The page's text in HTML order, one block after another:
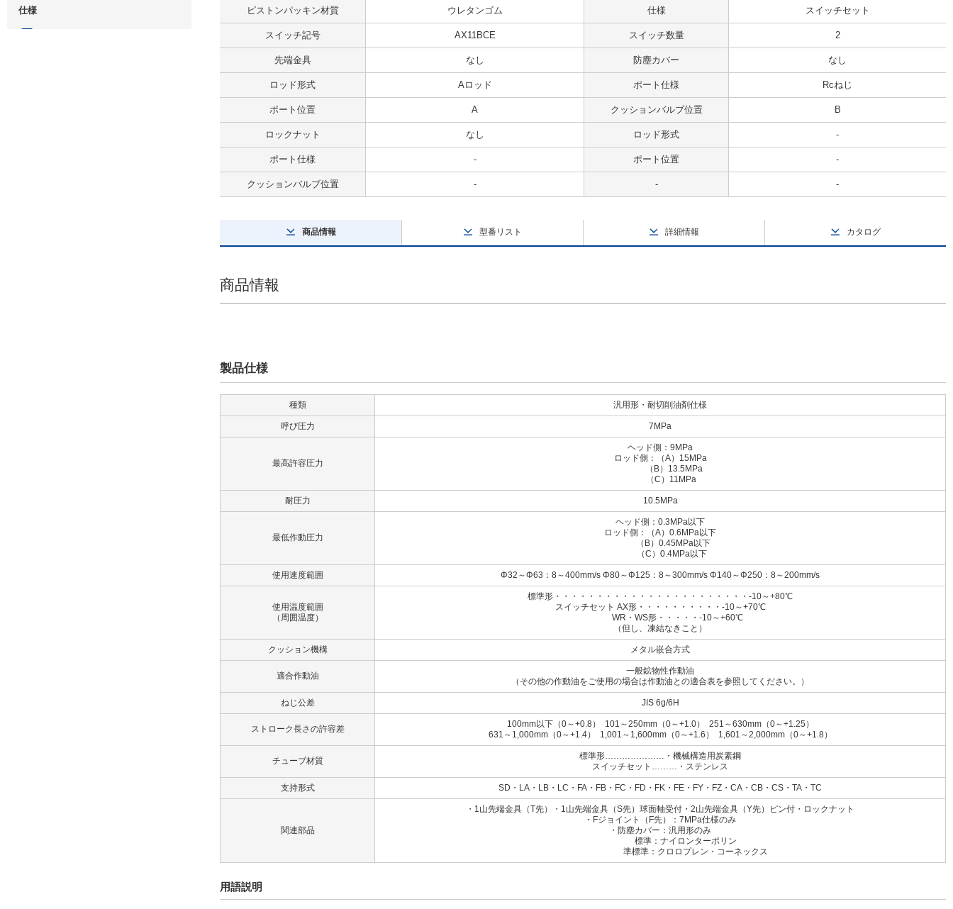
仕様 ピストンパッキン材質 ウレタンゴム 仕様 スイッチセット
スイッチ記号 AX11BCE スイッチ数量 2
先端金具 なし 防塵カバー なし
ロッド形式 Aロッド ポート仕様 Rcねじ
ポート位置 A クッションバルブ位置 B
ロックナット なし ロッド形式 -
ポート仕様 - ポート位置 -
クッションバルブ位置 - - -
商品情報 型番リスト 詳細情報 カタログ
商品情報
製品仕様
種類 汎用形・耐切削油剤仕様
呼び圧力 7MPa
最高許容圧力
ヘッド側：9MPa
ロッド側：（A）15MPa
（B）13.5MPa
（C）11MPa
耐圧力 10.5MPa
最低作動圧力
ヘッド側：0.3MPa以下
ロッド側：（A）0.6MPa以下
（B）0.45MPa以下
（C）0.4MPa以下
使用速度範囲 Φ32～Φ63：8～400mm/s Φ80～Φ125：8～300mm/s Φ140～Φ250：8～200mm/s
使用温度範囲
（周囲温度）
標準形・・・・・・・・・・・・・・・・・・・・・・・-10～+80℃
スイッチセット AX形・・・・・・・・・・-10～+70℃
WR・WS形・・・・・-10～+60℃
（但し、凍結なきこと）
クッション機構 メタル嵌合方式
適合作動油
一般鉱物性作動油
（その他の作動油をご使用の場合は作動油との適合表を参照してください。）
ねじ公差 JIS 6g/6H
ストローク長さの許容差
100mm以下（0～+0.8） 101～250mm（0～+1.0） 251～630mm（0～+1.25）
631～1,000mm（0～+1.4） 1,001～1,600mm（0～+1.6） 1,601～2,000mm（0～+1.8）
チューブ材質
標準形…………………・機械構造用炭素鋼
スイッチセット………・ステンレス
支持形式 SD・LA・LB・LC・FA・FB・FC・FD・FK・FE・FY・FZ・CA・CB・CS・TA・TC
関連部品
・1山先端金具（T先）・1山先端金具（S先）球面軸受付・2山先端金具（Y先）ピン付・ロックナット
・Fジョイント（F先）：7MPa仕様のみ
・防塵カバー：汎用形のみ
標準：ナイロンターポリン
準標準：クロロプレン・コーネックス
用語説明